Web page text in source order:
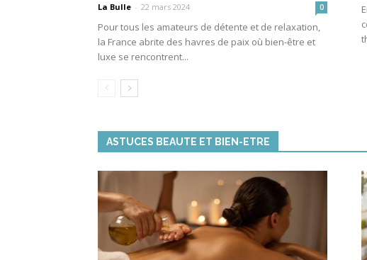
La Bulle - 22 mars 2024 0
Pour tous les amateurs de détente et de relaxation,
la France abrite des havres de paix où bien-être et
luxe se rencontrent...
ASTUCES BEAUTE ET BIEN-ETRE